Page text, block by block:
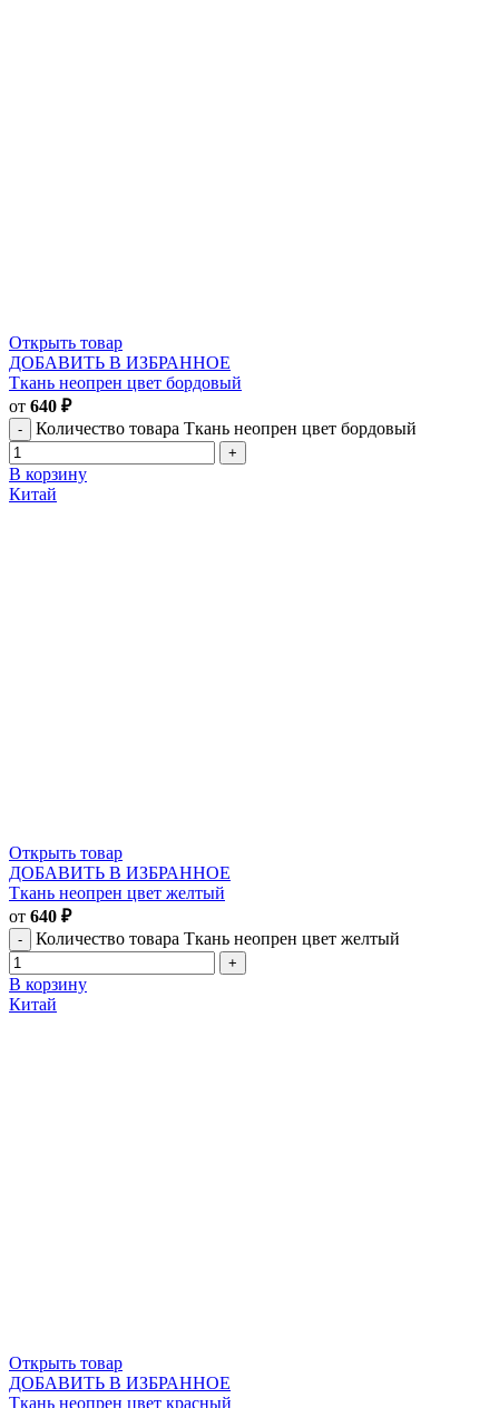
Открыть товар
ДОБАВИТЬ В ИЗБРАННОЕ
Ткань неопрен цвет бордовый
от 640 ₽
Количество товара Ткань неопрен цвет бордовый
В корзину
Китай
Открыть товар
ДОБАВИТЬ В ИЗБРАННОЕ
Ткань неопрен цвет желтый
от 640 ₽
Количество товара Ткань неопрен цвет желтый
В корзину
Китай
Открыть товар
ДОБАВИТЬ В ИЗБРАННОЕ
Ткань неопрен цвет красный